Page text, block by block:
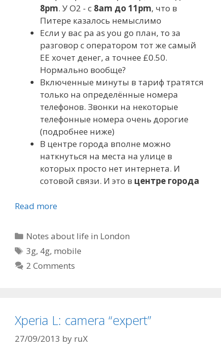
8pm. У O2 - с 8am до 11pm, что в
Питере казалось немыслимо
Если у вас pa as you go план, то за
разговор с оператором тот же самый
EE хочет денег, а точнее £0.50.
Нормально вообще?
Включенные минуты в тариф тратятся
только на определённые номера
телефонов. Звонки на некоторые
телефонные номера очень дорогие
(подробнее ниже)
В центре города вполне можно
наткнуться на места на улице в
которых просто нет интернета. И
сотовой связи. И это в центре города
Read more
Categories
Notes about life in London
Tags
3g, 4g, mobile
2 Comments
Xperia L: camera “expert”
27/09/2013 by ruX